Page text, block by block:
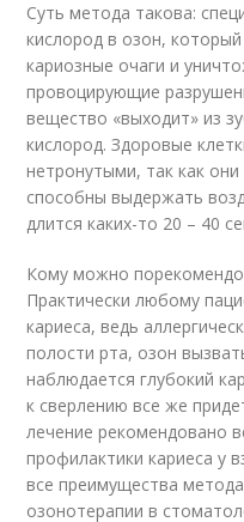
Суть метода такова:
кислород в озон,
кариозные очаги и
провоцирующие
вещество «выходит» из
кислород. Здоровые
нетронутыми, так как
способны выдержать
длится каких-то 20 – 40
Кому можно
Практически любому
кариеса, ведь
полости рта, озон
наблюдается глубокий
к сверлению все же
лечение рекомендовано
профилактики кариеса у
все преимущества
озонотерапии в